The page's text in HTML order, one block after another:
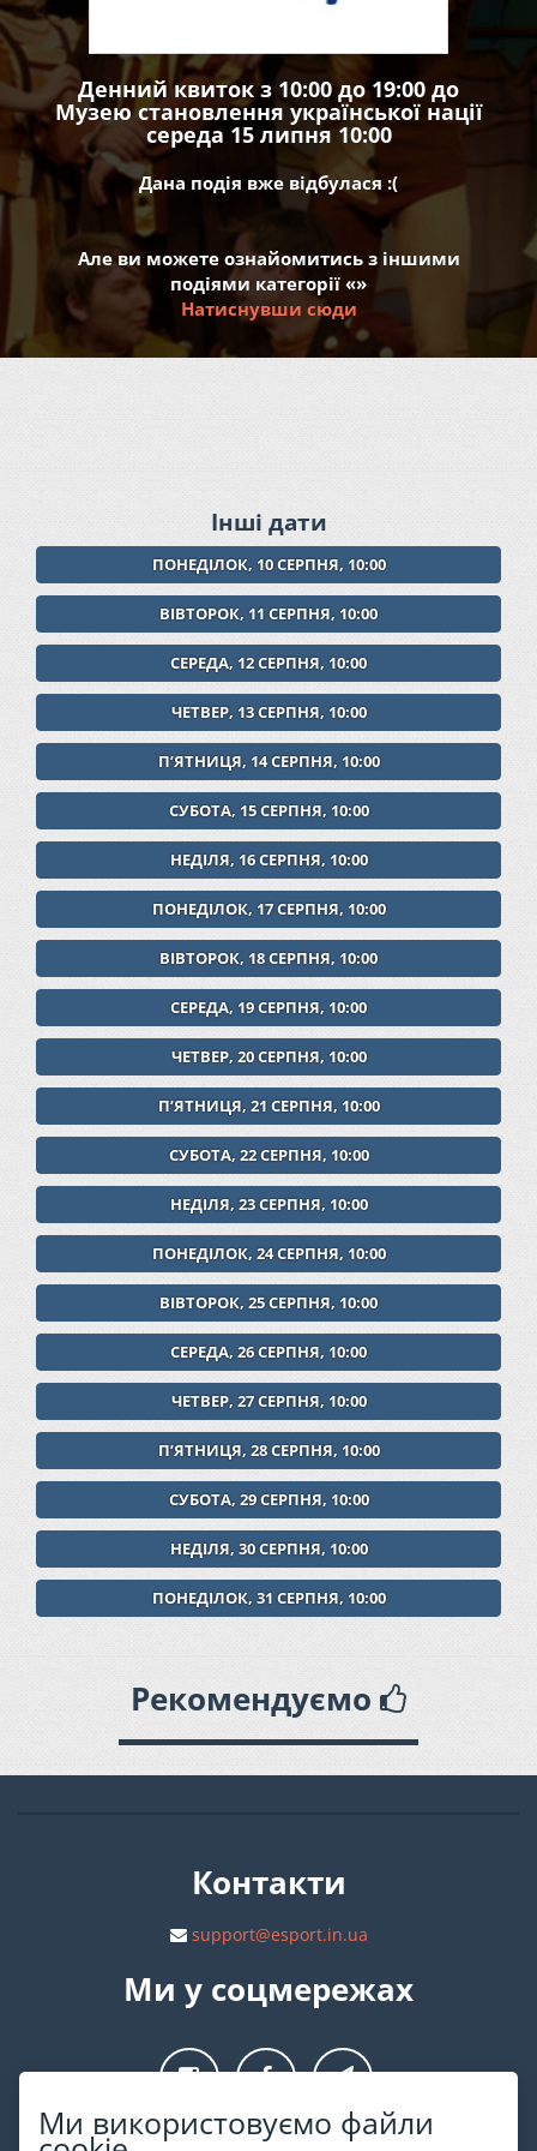
Ми використовуємо файли
Денний квиток з 10:00 до 19:00 до
Музею становлення української нації
середа 15 липня 10:00
Дана подія вже відбулася :(
Але ви можете ознайомитись з іншими
подіями категорії «»
Натиснувши сюди
Інші дати
ПОНЕДІЛОК, 10 СЕРПНЯ, 10:00
ВІВТОРОК, 11 СЕРПНЯ, 10:00
СЕРЕДА, 12 СЕРПНЯ, 10:00
ЧЕТВЕР, 13 СЕРПНЯ, 10:00
ПʼЯТНИЦЯ, 14 СЕРПНЯ, 10:00
СУБОТА, 15 СЕРПНЯ, 10:00
НЕДІЛЯ, 16 СЕРПНЯ, 10:00
ПОНЕДІЛОК, 17 СЕРПНЯ, 10:00
ВІВТОРОК, 18 СЕРПНЯ, 10:00
СЕРЕДА, 19 СЕРПНЯ, 10:00
ЧЕТВЕР, 20 СЕРПНЯ, 10:00
ПʼЯТНИЦЯ, 21 СЕРПНЯ, 10:00
СУБОТА, 22 СЕРПНЯ, 10:00
НЕДІЛЯ, 23 СЕРПНЯ, 10:00
ПОНЕДІЛОК, 24 СЕРПНЯ, 10:00
ВІВТОРОК, 25 СЕРПНЯ, 10:00
СЕРЕДА, 26 СЕРПНЯ, 10:00
ЧЕТВЕР, 27 СЕРПНЯ, 10:00
ПʼЯТНИЦЯ, 28 СЕРПНЯ, 10:00
СУБОТА, 29 СЕРПНЯ, 10:00
НЕДІЛЯ, 30 СЕРПНЯ, 10:00
ПОНЕДІЛОК, 31 СЕРПНЯ, 10:00
Рекомендуємо
Контакти
support@esport.in.ua
Ми у соцмережах